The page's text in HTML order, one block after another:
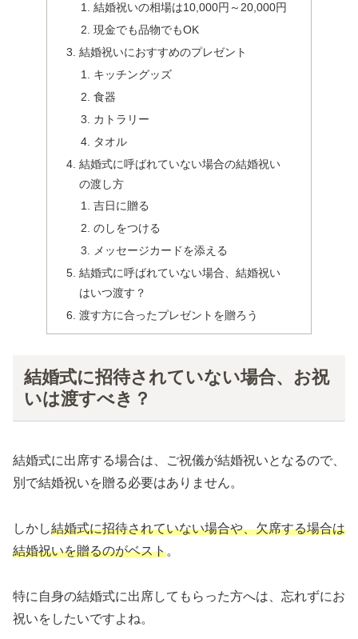
結婚祝いの相場は10,000円～20,000円
現金でも品物でもOK
結婚祝いにおすすめのプレゼント
キッチングッズ
食器
カトラリー
タオル
結婚式に呼ばれていない場合の結婚祝い
の渡し方
吉日に贈る
のしをつける
メッセージカードを添える
結婚式に呼ばれていない場合、結婚祝い
はいつ渡す？
渡す方に合ったプレゼントを贈ろう
結婚式に招待されていない場合、お祝
いは渡すべき？
結婚式に出席する場合は、ご祝儀が結婚祝いとなるので、
別で結婚祝いを贈る必要はありません。
しかし結婚式に招待されていない場合や、欠席する場合は
結婚祝いを贈るのがベスト。
特に自身の結婚式に出席してもらった方へは、忘れずにお
祝いをしたいですよね。